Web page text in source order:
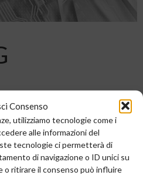
Consenso
utilizziamo tecnologie come i
alle informazioni del
tecnologie ci permetterà di
di navigazione o ID unici su
o ritirare il consenso può influire
CARRELLO